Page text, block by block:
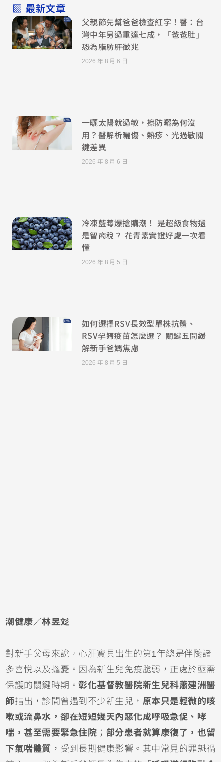
▧ 最新文章
父親節先幫爸爸檢查紅字！醫：台
灣中年男過重達七成，「爸爸肚」
恐為脂肪肝徵兆
2026 年 8 月 6 日
一曬太陽就過敏，擦防曬為何沒
用？醫解析曬傷、熱疹、光過敏關
鍵差異
2026 年 8 月 6 日
冷凍藍莓爆搶購潮！ 是超級食物還
是智商稅？ 花青素實證好處一次看
懂
2026 年 8 月 5 日
如何選擇RSV長效型單株抗體、
RSV孕婦疫苗怎麼選？ 關鍵五問緩
解新手爸媽焦慮
2026 年 8 月 5 日
潮健康／林昱彣
對新手父母來說，心肝寶貝出生的第1年總是伴隨諸
多喜悅以及擔憂。因為新生兒免疫脆弱，正處於亟需
保護的關鍵時期。彰化基督教醫院新生兒科蕭建洲醫
師指出，診間曾遇到不少新生兒， 原本只是輕微的咳
嗽或流鼻水 ，卻在短短幾天內惡化成呼吸急促、哮
喘，甚至需要緊急住院 ； 部分患者就算康復了，也留
下氣喘體質 ，受到長期健康影響。其中常見的罪魁禍